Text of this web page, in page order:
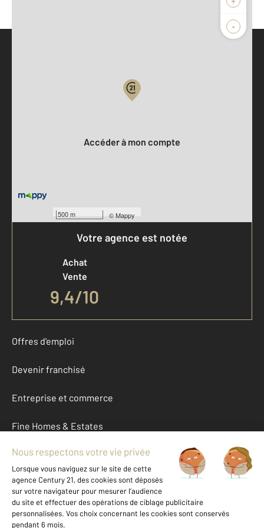
-
500 m ©Mappy
Accéder à mon compte
Votre agence est notée
Achat
Vente
9,4/10
Offres d'emploi
Devenir franchisé
Entreprise et commerce
Fine Homes & Estates
À propos
International
Nous contacter